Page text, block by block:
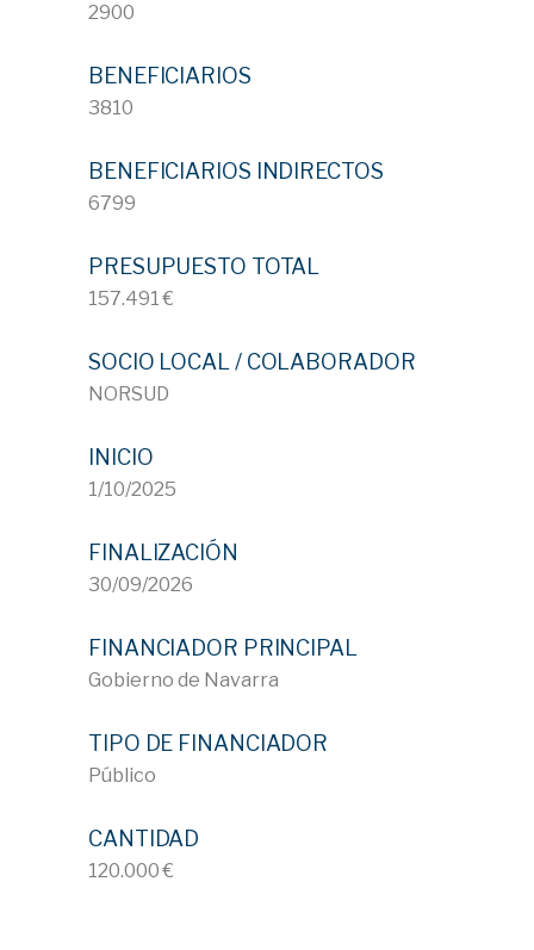
2900
BENEFICIARIOS
3810
BENEFICIARIOS INDIRECTOS
6799
PRESUPUESTO TOTAL
157.491 €
SOCIO LOCAL / COLABORADOR
NORSUD
INICIO
1/10/2025
FINALIZACIÓN
30/09/2026
FINANCIADOR PRINCIPAL
Gobierno de Navarra
TIPO DE FINANCIADOR
Público
CANTIDAD
120.000 €